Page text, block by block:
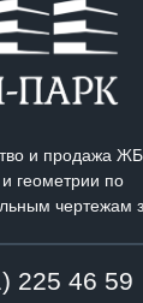
и продажа
геометрии по
чертежам
225 46 59